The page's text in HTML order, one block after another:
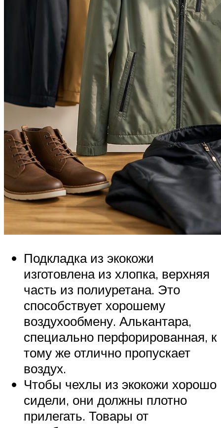
Подкладка из экокожи
изготовлена ​​из хлопка, верхняя
часть из полиуретана. Это
способствует хорошему
воздухообмену. Алькантара,
специально перфорированная, к
тому же отлично пропускает
воздух.
Чтобы чехлы из экокожи хорошо
сидели, они должны плотно
прилегать. Товары от